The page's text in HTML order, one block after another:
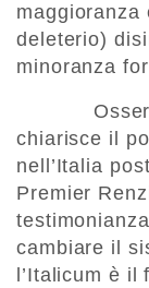
maggioranza
deleterio)
minoranza
chiarisce il
nell’Italia
Premier
cambiare il
l’Italicum è il